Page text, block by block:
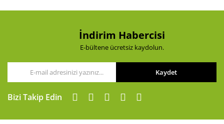
İndirim Habercisi
E-bültene ücretsiz kaydolun.
Kaydet
Bizi Takip Edin